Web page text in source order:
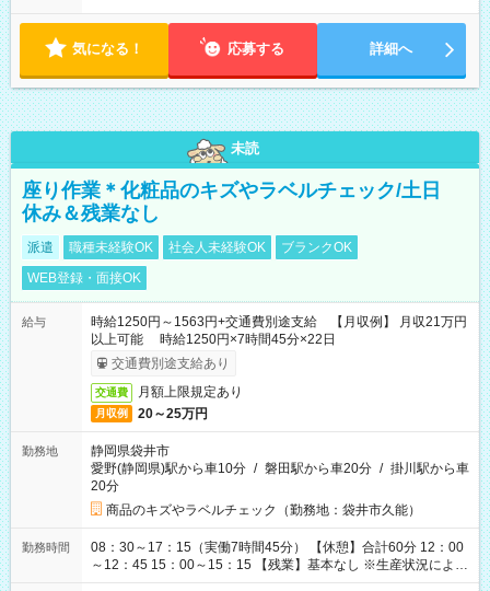
望の方は夜勤（21:00～6:00）のお仕事も可能。
気になる！ 応募する 詳細へ
未読
座り作業＊化粧品のキズやラベルチェック/土日
休み＆残業なし
派遣 職種未経験OK 社会人未経験OK
ブランクOK
WEB登録・面接OK
給与
時給1250円～1563円+交通費別途支給 【月収例】 月収21万円
以上可能 時給1250円×7時間45分×22日
交通費別途支給あり
交通費 月額上限規定あり
月収例 20～25万円
勤務地
静岡県袋井市
愛野(静岡県)駅から車10分 / 磐田駅から車20分 / 掛川駅から車
20分
商品のキズやラベルチェック（勤務地：袋井市久能）
勤務時間
08：30～17：15（実働7時間45分） 【休憩】合計60分 12：00
～12：45 15：00～15：15 【残業】基本なし ※生産状況によ
り、1日1時間程度発生する可能性あり